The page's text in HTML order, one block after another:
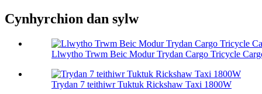
Cynhyrchion dan sylw
Llwytho Trwm Beic Modur Trydan Cargo Tricycle
Trydan 7 teithiwr Tuktuk Rickshaw Taxi 1800W